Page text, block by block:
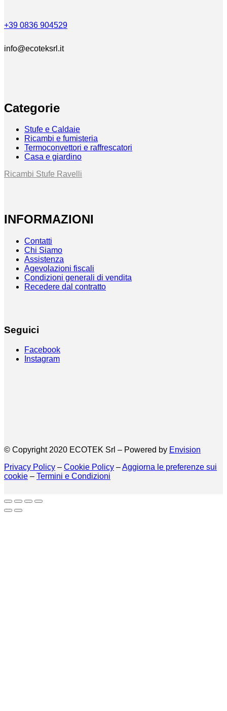
+39 0836 904529
info@ecoteksrl.it
Categorie
Stufe e Caldaie
Ricambi e fumisteria
Termoconvettori e raffrescatori
Casa e giardino
Ricambi Stufe Ravelli
INFORMAZIONI
Contatti
Chi Siamo
Assistenza
Agevolazioni fiscali
Condizioni generali di vendita
Recedere dal contratto
Seguici
Facebook
Instagram
© Copyright 2020 ECOTEK Srl – Powered by Envision
Privacy Policy – Cookie Policy –Aggiorna le preferenze sui
cookie – Termini e Condizioni